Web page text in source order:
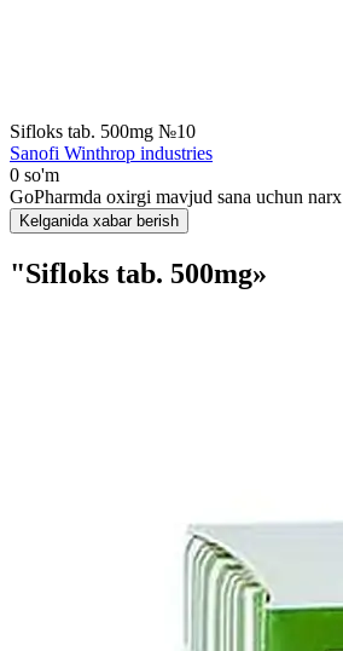
Sifloks tab. 500mg №10
Sanofi Winthrop industries
0 so'm
GoPharmda oxirgi mavjud sana uchun narx
Kelganida xabar berish
"Sifloks tab. 500mg»